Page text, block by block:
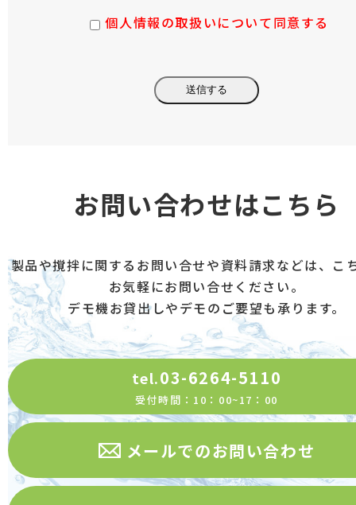
（５）個人情報の取扱いの委託について
委託することはありません。
（６）開示対象個人情報の開示等および問い合
訂正・追加または削除・利用の停止・消去およ
す。）に応じます。 開示等に応ずる窓口は、お
問合せいただきました当該部署になります。
（７）本人が容易に認識できない方法による個
人情報の取得
クッキーやウェブビーコン等を用いるなどし
て、本人が容易に認識できない方法による個人
情報の取得は行っておりません
（８）個人情報の安全管理措置について
取得した個人情報については、漏洩、減失また
はき損の防止と是正、その他個人情報の安全管
個人情報の取扱いについて同意する
お問い合わせはこちら
製品や撹拌に関するお問い合せや資料請求などは、こ
お気軽にお問い合せください。
デモ機お貸出しやデモのご要望も承ります。
tel.03-6264-5110
受付時間：10：00~17：00
メールでのお問い合わせ